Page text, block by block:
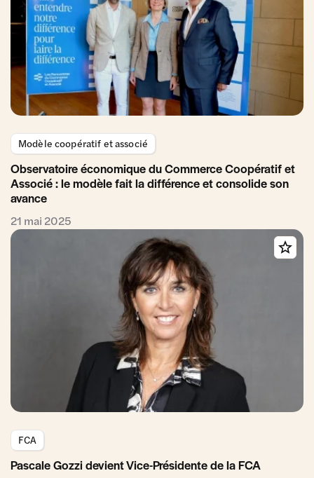
Modèle coopératif et associé
Observatoire économique du Commerce Coopératif et
Associé : le modèle fait la différence et consolide son
avance
21 mai 2025
FCA
Pascale Gozzi devient Vice-Présidente de la FCA